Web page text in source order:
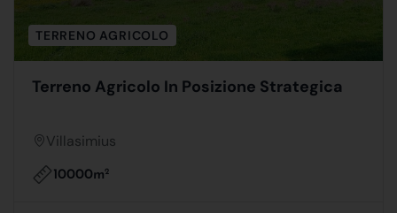
TERRENO AGRICOLO
Terreno Agricolo In Posizione Strategica
Villasimius
10000m2